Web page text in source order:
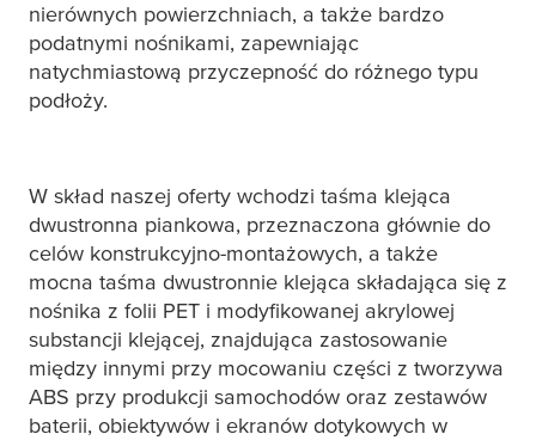
nierównych powierzchniach, a także bardzo
podatnymi nośnikami, zapewniając
natychmiastową przyczepność do różnego typu
podłoży.
W skład naszej oferty wchodzi taśma klejąca
dwustronna piankowa, przeznaczona głównie do
celów konstrukcyjno-montażowych, a także
mocna taśma dwustronnie klejąca składająca się z
nośnika z folii PET i modyfikowanej akrylowej
substancji klejącej, znajdująca zastosowanie
między innymi przy mocowaniu części z tworzywa
ABS przy produkcji samochodów oraz zestawów
baterii, obiektywów i ekranów dotykowych w